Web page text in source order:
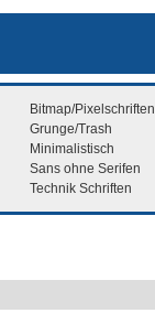
Bitmap/Pixelschriften
Grunge/Trash
Minimalistisch
Sans ohne Serifen
Technik Schriften